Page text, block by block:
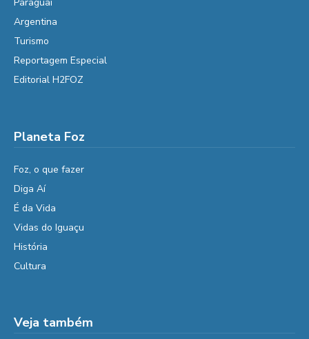
Paraguai
Argentina
Turismo
Reportagem Especial
Editorial H2FOZ
Planeta Foz
Foz, o que fazer
Diga Aí
É da Vida
Vidas do Iguaçu
História
Cultura
Veja também